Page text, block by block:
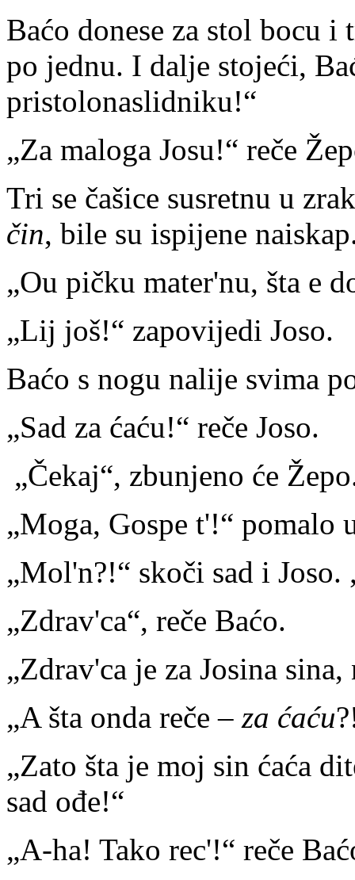
Baćo donese za stol bocu i
po jednu. I dalje stojeći,
pristolonaslidniku!“
„Za maloga Josu!“ reče
Tri se čašice susretnu u
čin, bile su ispijene
„Ou pičku mater'nu, šta e
„Lij još!“ zapovijedi Joso.
Baćo s nogu nalije svima
„Sad za ćaću!“ reče Joso.
„Čekaj“, zbunjeno će
„Moga, Gospe t'!“ pomalo
„Mol'n?!“ skoči sad i Joso.
„Zdrav'ca“, reče Baćo.
„Zdrav'ca je za Josina
„A šta onda reče – za ćaću
„Zato šta je moj sin ćaća
sad ođe!“
„A-ha! Tako rec'!“ reče